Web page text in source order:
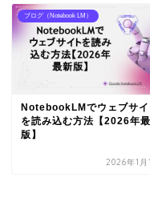
ブログ（Notebook LM）
NotebookLMでウェブサイ
を読み込む方法【2026年
版】
2026年1月